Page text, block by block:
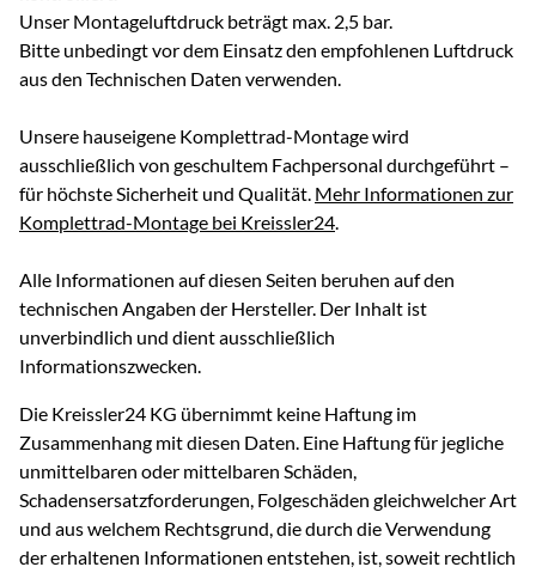
Unser Montageluftdruck beträgt max. 2,5 bar.
Bitte unbedingt vor dem Einsatz den empfohlenen Luftdruck
aus den Technischen Daten verwenden.
Unsere hauseigene Komplettrad-Montage wird
ausschließlich von geschultem Fachpersonal durchgeführt –
für höchste Sicherheit und Qualität. Mehr Informationen zur
Komplettrad-Montage bei Kreissler24.
Alle Informationen auf diesen Seiten beruhen auf den
technischen Angaben der Hersteller. Der Inhalt ist
unverbindlich und dient ausschließlich
Informationszwecken.
Die Kreissler24 KG übernimmt keine Haftung im
Zusammenhang mit diesen Daten. Eine Haftung für jegliche
unmittelbaren oder mittelbaren Schäden,
Schadensersatzforderungen, Folgeschäden gleichwelcher Art
und aus welchem Rechtsgrund, die durch die Verwendung
der erhaltenen Informationen entstehen, ist, soweit rechtlich